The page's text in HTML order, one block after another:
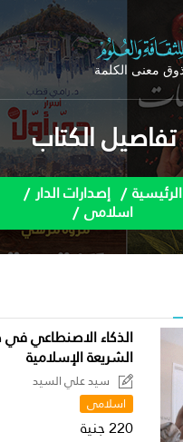
تفاصيل الكتاب
الرئيسية إصدارات الدار
اسلامى
الذكاء الاصنطاعي
الشريعة الإسلامية
سيد علي السيد
اسلامى
220 جنية